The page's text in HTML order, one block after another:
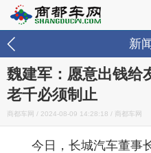
新
魏建军：愿意出钱给
老千必须制止
商都车网 / 2024-08-09 14:28:18 / 商都车网
今日，长城汽车董事